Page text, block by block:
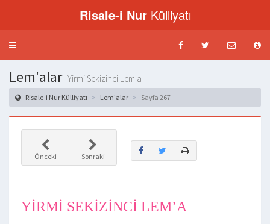
Risale-i NurKülliyatı
Menü
Lem'alar Yirmi Sekizinci Lem'a
Risale-i Nur Külliyatı Lem'alar Sayfa 267
Önceki Sonraki
YİRMİ SEKİZİNCİ LEM’A